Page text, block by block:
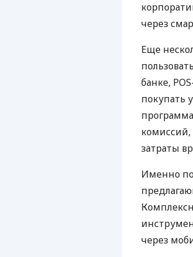
через
Еще
банке,
покупать
затраты
Именно
через